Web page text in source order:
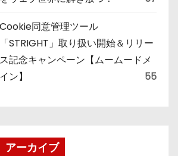
Cookie同意管理ツール
「STRIGHT」取り扱い開始＆リリー
ス記念キャンペーン【ムームードメ
イン】
55
アーカイブ